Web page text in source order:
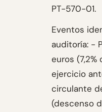
PT-570-01.
Eventos
auditoría: -
euros
ejercicio
circulante
(descenso